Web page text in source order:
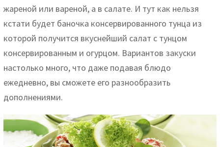
жареной или вареной, а в салате. И тут как нельзя
кстати будет баночка консервированного тунца из
которой получится вкуснейший салат с тунцом
консервированным и огурцом. Вариантов закуски
настолько много, что даже подавая блюдо
ежедневно, вы сможете его разнообразить
дополнениями.